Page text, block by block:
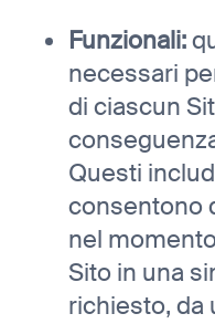
Funzionali:
necessari
di ciascun
Questi
consentono
nel
Sito in una
richiesto, da